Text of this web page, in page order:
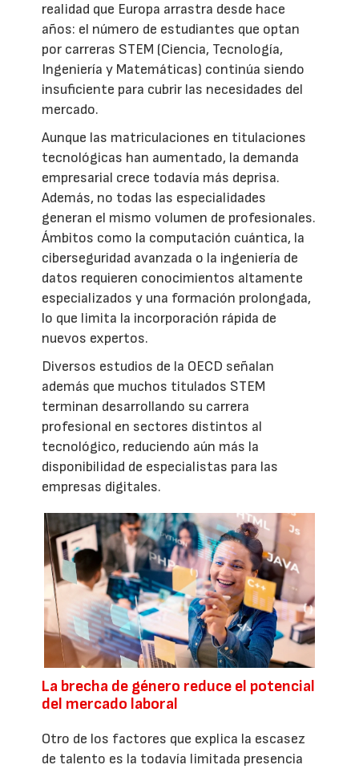
realidad que Europa arrastra desde hace
años: el número de estudiantes que optan
por carreras STEM (Ciencia, Tecnología,
Ingeniería y Matemáticas) continúa siendo
insuficiente para cubrir las necesidades del
mercado.
Aunque las matriculaciones en titulaciones
tecnológicas han aumentado, la demanda
empresarial crece todavía más deprisa.
Además, no todas las especialidades
generan el mismo volumen de profesionales.
Ámbitos como la computación cuántica, la
ciberseguridad avanzada o la ingeniería de
datos requieren conocimientos altamente
especializados y una formación prolongada,
lo que limita la incorporación rápida de
nuevos expertos.
Diversos estudios de la OECD señalan
además que muchos titulados STEM
terminan desarrollando su carrera
profesional en sectores distintos al
tecnológico, reduciendo aún más la
disponibilidad de especialistas para las
empresas digitales.
La brecha de género reduce el potencial
del mercado laboral
Otro de los factores que explica la escasez
de talento es la todavía limitada presencia